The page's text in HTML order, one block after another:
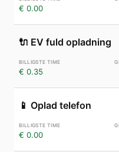
€ 0.00
🔌 EV fuld opladning
€ 0.35
📱 Oplad telefon
€ 0.00